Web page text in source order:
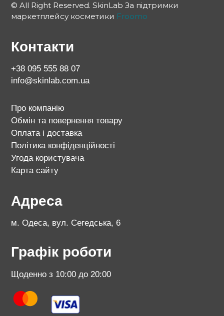
© All Right Reserved. SkinLab За підтримки
маркетплейсу косметики Froomo
Контакти
+38 095 555 88 07
info@skinlab.com.ua
Про компанію
Обмін та повернення товару
Оплата і доставка
Політика конфіденційності
Угода користувача
Карта сайту
Адреса
м. Одеса, вул. Сегедська, 6
Графік роботи
Щоденно з 10:00 до 20:00